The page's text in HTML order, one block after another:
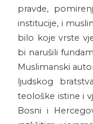
pravde,
institucije, i
bilo koje vrste
bi narušili
Muslimanski
ljudskog
teološke istine i
Bosni i